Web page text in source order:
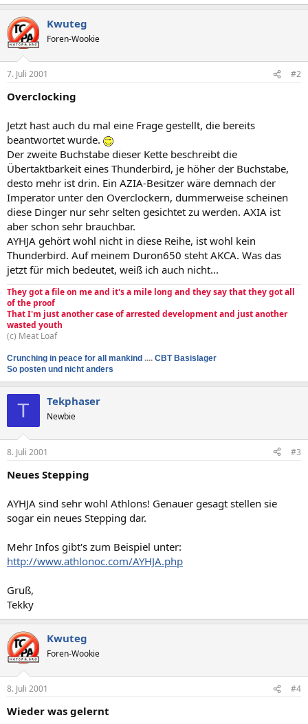
Kwuteg
Foren-Wookie
7. Juli 2001 #2
Overclocking
Jetzt hast auch du mal eine Frage gestellt, die bereits
beantwortet wurde.
Der zweite Buchstabe dieser Kette beschreibt die
Übertaktbarkeit eines Thunderbird, je höher der Buchstabe,
desto mehr ist drin. Ein AZIA-Besitzer wäre demnach der
Imperator unter den Overclockern, dummerweise scheinen
diese Dinger nur sehr selten gesichtet zu werden. AXIA ist
aber schon sehr brauchbar.
AYHJA gehört wohl nicht in diese Reihe, ist wohl kein
Thunderbird. Auf meinem Duron650 steht AKCA. Was das
jetzt für mich bedeutet, weiß ich auch nicht...
They got a file on me and it's a mile long and they say that they got all
of the proof
That I'm just another case of arrested development and just another
wasted youth
(c) Meat Loaf
Crunching in peace for all mankind .... CBT Basislager
So posten und nicht anders
T Tekphaser
Newbie
8. Juli 2001 #3
Neues Stepping
AYHJA sind sehr wohl Athlons! Genauer gesagt stellen sie
sogar ein neues Stepping dar.
Mehr Infos gibt's zum Beispiel unter:
http://www.athlonoc.com/AYHJA.php
Gruß,
Tekky
Kwuteg
Foren-Wookie
8. Juli 2001 #4
Wieder was gelernt